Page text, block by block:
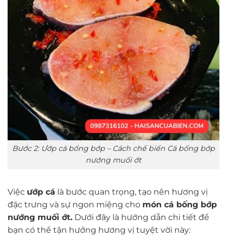
Bước 2: Ướp cá bống bớp – Cách chế biến Cá bống bớp
nướng muối ớt
Việc ướp cá là bước quan trọng, tạo nên hương vị
đặc trưng và sự ngon miệng cho món cá bống bớp
nướng muối ớt. Dưới đây là hướng dẫn chi tiết để
bạn có thể tận hưởng hương vị tuyệt vời này: